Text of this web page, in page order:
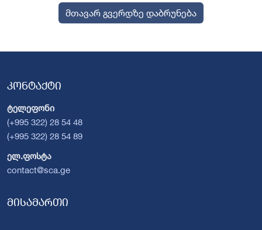
მთავარ გვერდზე დაბრუნება
კონტაქტი
ტელეფონი
(+995 322) 28 54 48
(+995 322) 28 54 89
ელ.ფოსტა
contact@sca.ge
მისამართი